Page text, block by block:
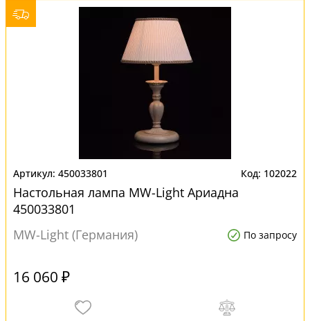
450033801 102022
Настольная лампа MW-Light Ариадна
450033801
MW-Light (Германия)
По запросу
16 060 ₽